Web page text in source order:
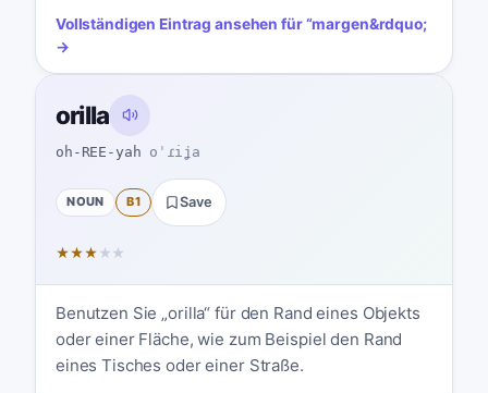
Vollständigen Eintrag ansehen für“margen&rdquo;
→
orilla
oh-REE-yah oˈɾiʝa
NOUN B1 Save
★★★ ★ ★
Benutzen Sie „orilla“ für den Rand eines Objekts
oder einer Fläche, wie zum Beispiel den Rand
eines Tisches oder einer Straße.